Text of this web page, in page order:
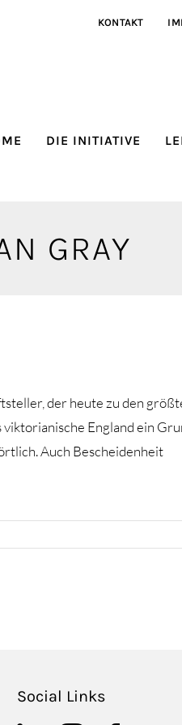
KONTAKT
DIE INITIATIVE
GRAY
der heute zu den
England ein
Auch Bescheidenheit
Social Links